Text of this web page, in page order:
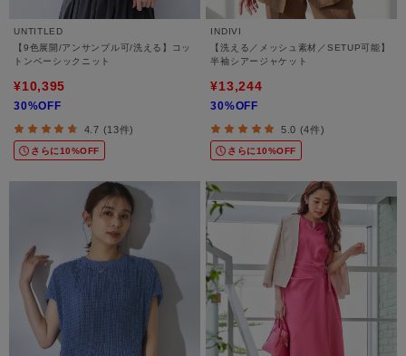
UNTITLED
【9色展開/アンサンブル可/洗える】コッ
トンベーシックニット
¥10,395
30%OFF
4.7 (13件)
さらに10%OFF
INDIVI
【洗える／メッシュ素材／SETUP可能】
半袖シアージャケット
¥13,244
30%OFF
5.0 (4件)
さらに10%OFF